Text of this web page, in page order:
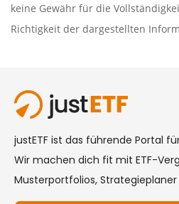
keine Gewähr für die
Richtigkeit der dargestellten